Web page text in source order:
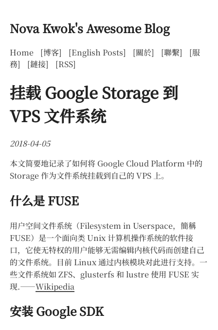
Nova Kwok's Awesome Blog
Home [博客] [English Posts] [關於] [聯繫]
[服
務]
[鏈接] [RSS]
挂载 Google Storage 到
VPS 文件系统
2018-04-05
本文简要地记录了如何将 Google Cloud Platform 中的
Storage 作为文件系统挂载到自己的 VPS 上。
什么是 FUSE
用户空间文件系统（Filesystem in Userspace，簡稱
FUSE）是一个面向类 Unix 计算机操作系统的软件接
口，它使无特权的用户能够无需编辑内核代码而创建自己
的文件系统。目前 Linux 通过内核模块对此进行支持。一
些文件系统如 ZFS、glusterfs 和 lustre 使用 FUSE 实
现.——Wikipedia
安装 Google SDK